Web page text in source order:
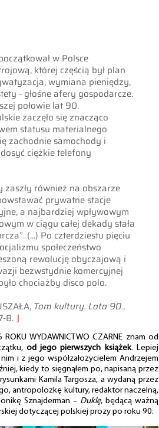
w Polsce
której częścią był plan
wymiana pieniędzy,
- głośne afery gospodarcze.
połowie lat 90.
zaczęło się znacząco
statusu materialnego
zachodnie samochody i
ciężkie telefony
zaszły również na obszarze
prywatne stacje
a najbardziej wpływowym
w ciągu całej dekady stała
(...) Po czterdziestu pięciu
społeczeństwo
rewolucję obyczajową i
bezwstydnie komercyjnej
chociażby disco polo.
Tom kultury. Lata 90.,
8. ⌋
ROKU WYDAWNICTWO CZARNE znam od
od jego pierwszych książek. Lepiej
i z jego współzałożycielem Andrzejem
kiedy to sięgnąłem po, napisaną przez
Kamila Targosza, a wydaną przez
antropolożkę kultury, redaktor naczelną,
Sznajderman – Duklę, będącą ważną
dotyczącej polskiej prozy po roku 90.